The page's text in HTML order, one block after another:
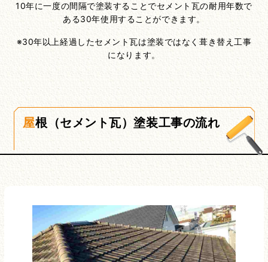
10年に一度の間隔で塗装することでセメント瓦の耐用年数で
ある30年使用することができます。
※30年以上経過したセメント瓦は塗装ではなく葺き替え工事
になります。
屋根（セメント瓦）塗装工事の流れ